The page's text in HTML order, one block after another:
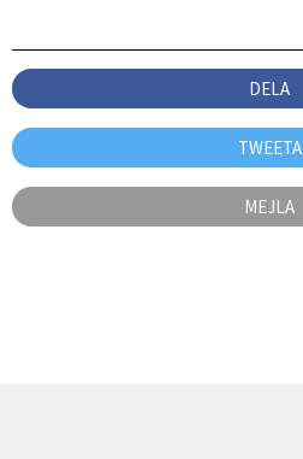
DELA
TWEETA
MEJLA